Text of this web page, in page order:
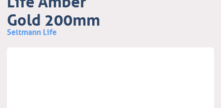
Gold 200mm
Seltmann Life